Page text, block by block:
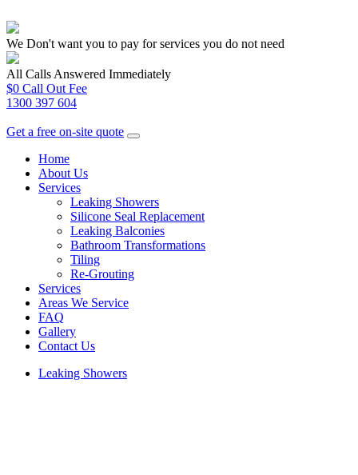
We Don't want you to pay for services you do not need
All Calls Answered Immediately
$0 Call Out Fee
1300 397 604
Get a free on-site quote
Home
About Us
Services
Leaking Showers
Silicone Seal Replacement
Leaking Balconies
Bathroom Transformations
Tiling
Re-Grouting
Services
Areas We Service
FAQ
Gallery
Contact Us
Leaking Showers